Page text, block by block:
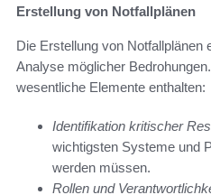
Erstellung von Notfallplänen
Die Erstellung von Notfallplänen
Analyse möglicher
wesentliche Elemente enthalten:
Identifikation kritischer
wichtigsten Systeme und
werden müssen.
Rollen und